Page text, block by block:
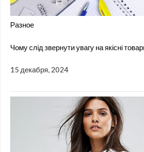
Разное
Чому слід звернути увагу на якісні
15 декабря, 2024